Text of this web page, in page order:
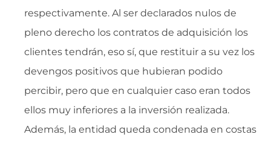
respectivamente. Al ser declarados nulos de
pleno derecho los contratos de adquisición los
clientes tendrán, eso sí, que restituir a su vez los
devengos positivos que hubieran podido
percibir, pero que en cualquier caso eran todos
ellos muy inferiores a la inversión realizada.
Además, la entidad queda condenada en costas